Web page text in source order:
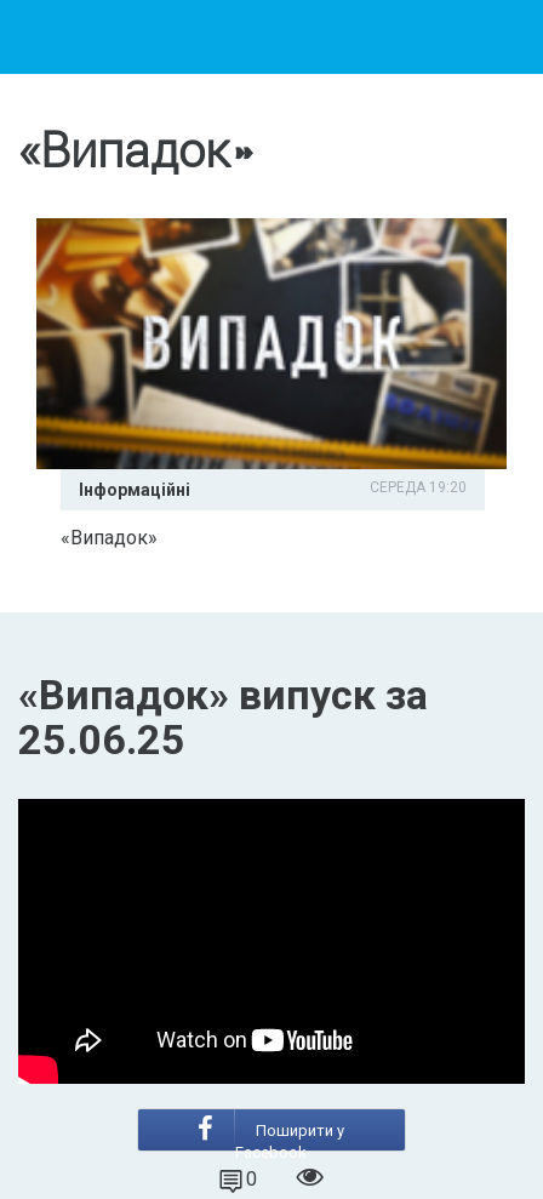
«Випадок»
Інформаційні СЕРЕДА 19:20
«Випадок»
«Випадок» випуск за
25.06.25
Поширити у
Facebook
0